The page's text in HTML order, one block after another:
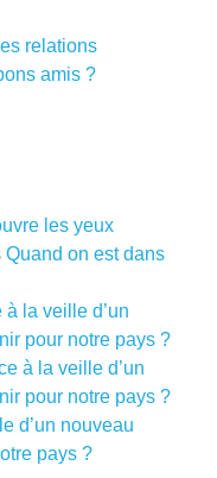
relations
amis ?
les yeux
Quand on est dans
à la veille d’un
pour notre pays ?
à la veille d’un
pour notre pays ?
d’un nouveau
pays ?